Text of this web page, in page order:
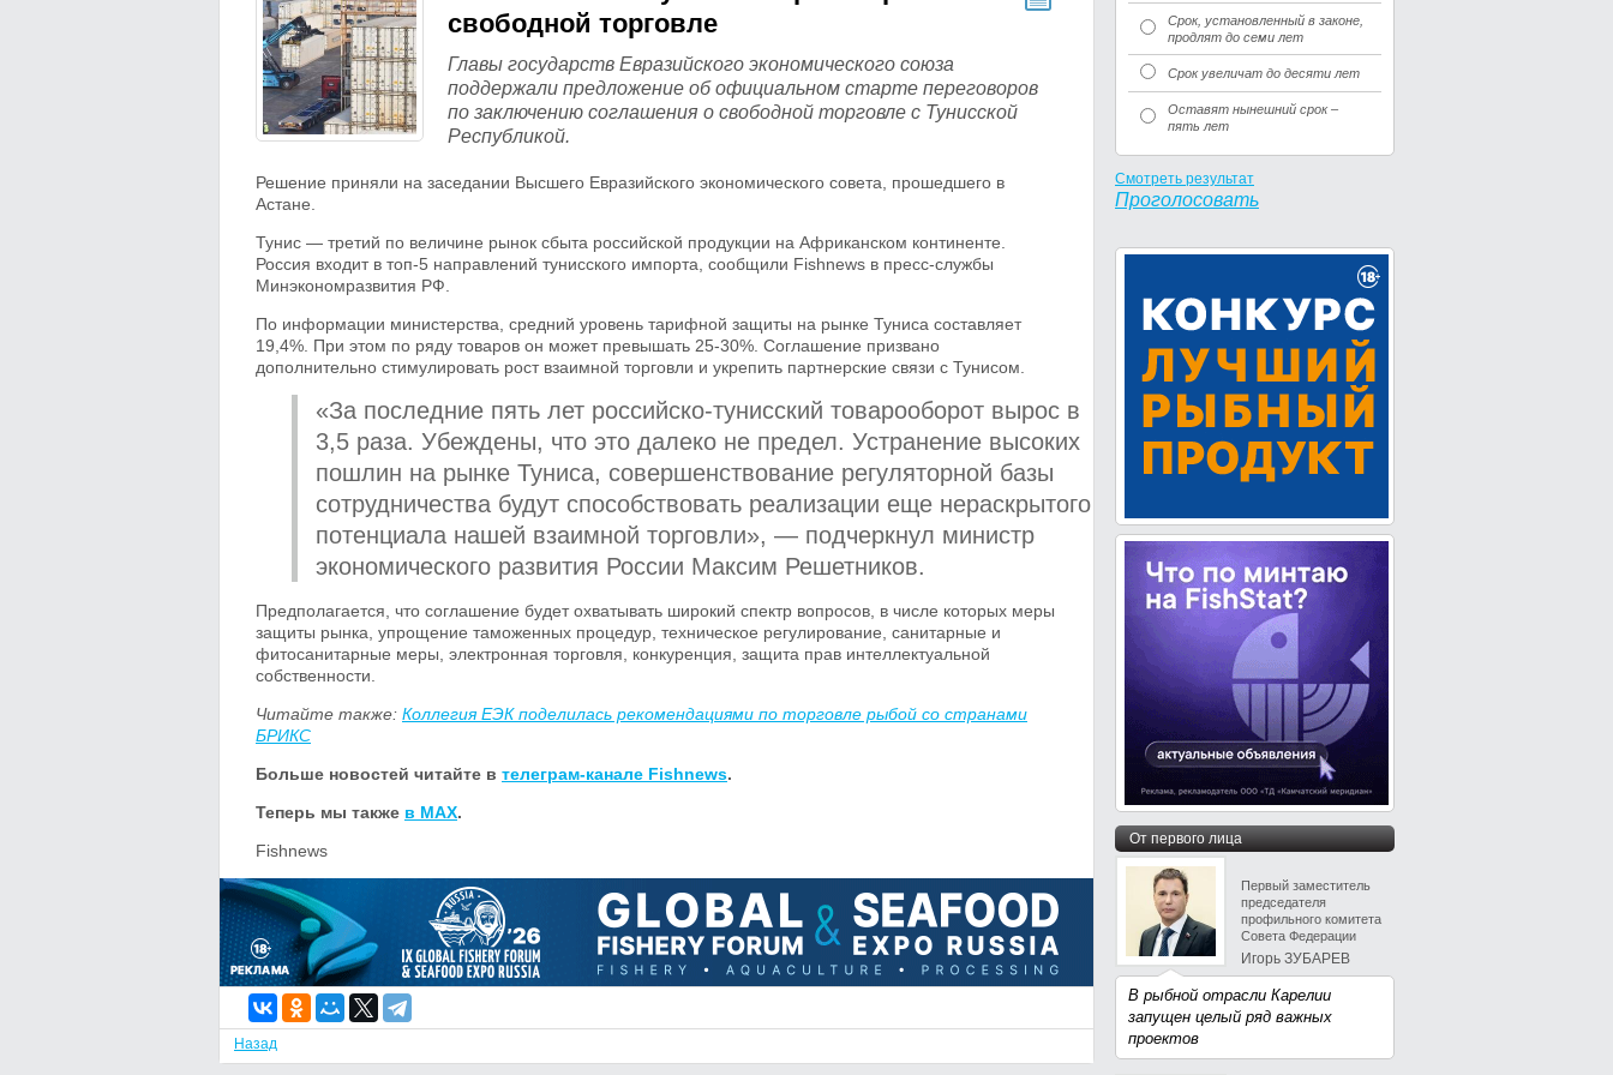
свободной торговле
Главы государств Евразийского экономического союза
поддержали предложение об официальном старте переговоров
по заключению соглашения о свободной торговле с Тунисской
Республикой.
Решение приняли на заседании Высшего Евразийского экономического совета, прошедшего в
Астане.
Тунис — третий по величине рынок сбыта российской продукции на Африканском континенте.
Россия входит в топ-5 направлений тунисского импорта, сообщили Fishnews в пресс-службы
Минэкономразвития РФ.
По информации министерства, средний уровень тарифной защиты на рынке Туниса составляет
19,4%. При этом по ряду товаров он может превышать 25-30%. Соглашение призвано
дополнительно стимулировать рост взаимной торговли и укрепить партнерские связи с Тунисом.
«За последние пять лет российско-тунисский товарооборот вырос в
3,5 раза. Убеждены, что это далеко не предел. Устранение высоких
пошлин на рынке Туниса, совершенствование регуляторной базы
сотрудничества будут способствовать реализации еще нераскрытого
потенциала нашей взаимной торговли», — подчеркнул министр
экономического развития России Максим Решетников.
Предполагается, что соглашение будет охватывать широкий спектр вопросов, в числе которых меры
защиты рынка, упрощение таможенных процедур, техническое регулирование, санитарные и
фитосанитарные меры, электронная торговля, конкуренция, защита прав интеллектуальной
собственности.
Читайте также: Коллегия ЕЭК поделилась рекомендациями по торговле рыбой со странами
БРИКС
Больше новостей читайте в телеграм-канале Fishnews.
Теперь мы также в MAX.
Fishnews
Назад
Срок, установленный в законе,
продлят до семи лет
Срок увеличат до десяти лет
Оставят нынешний срок –
пять лет
Смотреть результат
Проголосовать
От первого лица
Первый заместитель
председателя
профильного комитета
Совета Федерации
Игорь ЗУБАРЕВ
В рыбной отрасли Карелии
запущен целый ряд важных
проектов